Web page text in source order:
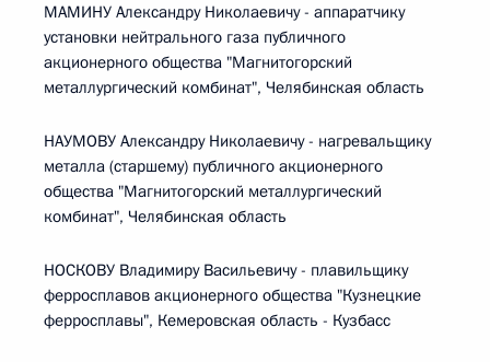
МАМИНУ Александру Николаевичу - аппаратчику
установки нейтрального газа публичного
акционерного общества "Магнитогорский
металлургический комбинат", Челябинская область
НАУМОВУ Александру Николаевичу - нагревальщику
металла (старшему) публичного акционерного
общества "Магнитогорский металлургический
комбинат", Челябинская область
НОСКОВУ Владимиру Васильевичу - плавильщику
ферросплавов акционерного общества "Кузнецкие
ферросплавы", Кемеровская область - Кузбасс